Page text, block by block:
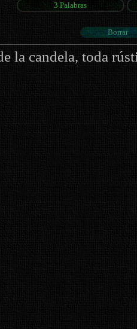
la candela, toda